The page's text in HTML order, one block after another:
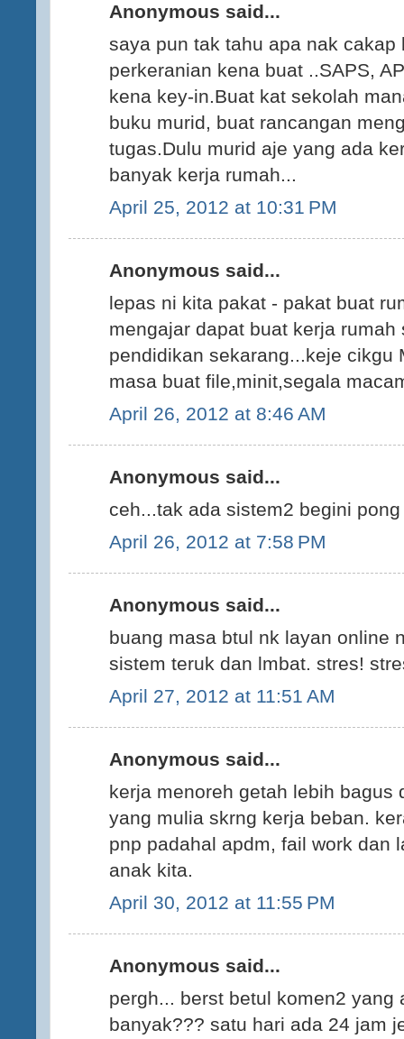
Anonymous said...
saya pun tak tahu apa nak
perkeranian kena buat ..SAPS,
kena key-in.Buat kat sekolah
buku murid, buat rancangan
tugas.Dulu murid aje yang ada
banyak kerja rumah...
April 25, 2012 at 10:31 PM
Anonymous said...
lepas ni kita pakat - pakat buat
mengajar dapat buat kerja
pendidikan sekarang...keje cikgu
masa buat file,minit,segala
April 26, 2012 at 8:46 AM
Anonymous said...
ceh...tak ada sistem2 begini
April 26, 2012 at 7:58 PM
Anonymous said...
buang masa btul nk layan online
sistem teruk dan lmbat. stres!
April 27, 2012 at 11:51 AM
Anonymous said...
kerja menoreh getah lebih bagus
yang mulia skrng kerja beban.
pnp padahal apdm, fail work dan
anak kita.
April 30, 2012 at 11:55 PM
Anonymous said...
pergh... berst betul komen2
banyak??? satu hari ada 24 jam